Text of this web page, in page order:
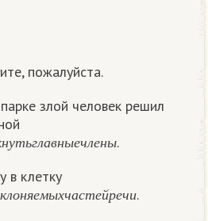
пожалуйста.
злой человек решил
н у т ьгл а в н ые чл е н ы
кну
.
в клетку
кл о няемых ч а с т е й р е ч и
к ло няе мых ей .